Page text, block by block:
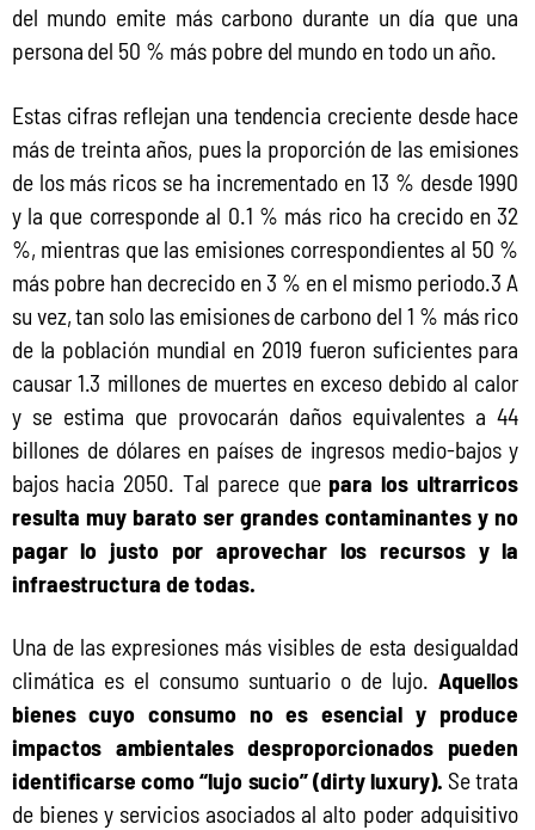
del mundo emite más carbono durante un día que una
persona del 50 % más pobre del mundo en todo un año.
Estas cifras reflejan una tendencia creciente desde hace
más de treinta años, pues la proporción de las emisiones
de los más ricos se ha incrementado en 13 % desde 1990
y la que corresponde al 0.1 % más rico ha crecido en 32
%, mientras que las emisiones correspondientes al 50 %
más pobre han decrecido en 3 % en el mismo periodo.3 A
su vez, tan solo las emisiones de carbono del 1 % más rico
de la población mundial en 2019 fueron suficientes para
causar 1.3 millones de muertes en exceso debido al calor
y se estima que provocarán daños equivalentes a 44
billones de dólares en países de ingresos medio-bajos y
bajos hacia 2050. Tal parece que para los ultrarricos
resulta muy barato ser grandes contaminantes y no
pagar lo justo por aprovechar los recursos y la
infraestructura de todas.
Una de las expresiones más visibles de esta desigualdad
climática es el consumo suntuario o de lujo. Aquellos
bienes cuyo consumo no es esencial y produce
impactos ambientales desproporcionados pueden
identificarse como “lujo sucio” (dirty luxury). Se trata
de bienes y servicios asociados al alto poder adquisitivo